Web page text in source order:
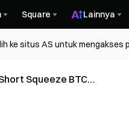
Square Lainnya
ke situs AS untuk mengakses
Squeeze BTC